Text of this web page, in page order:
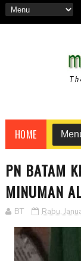
HOME
PN BATAM
MINUMAN
BT Rabu,